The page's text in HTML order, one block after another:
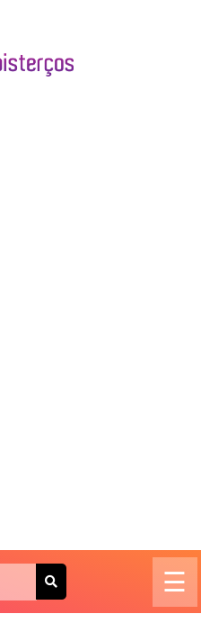
☰